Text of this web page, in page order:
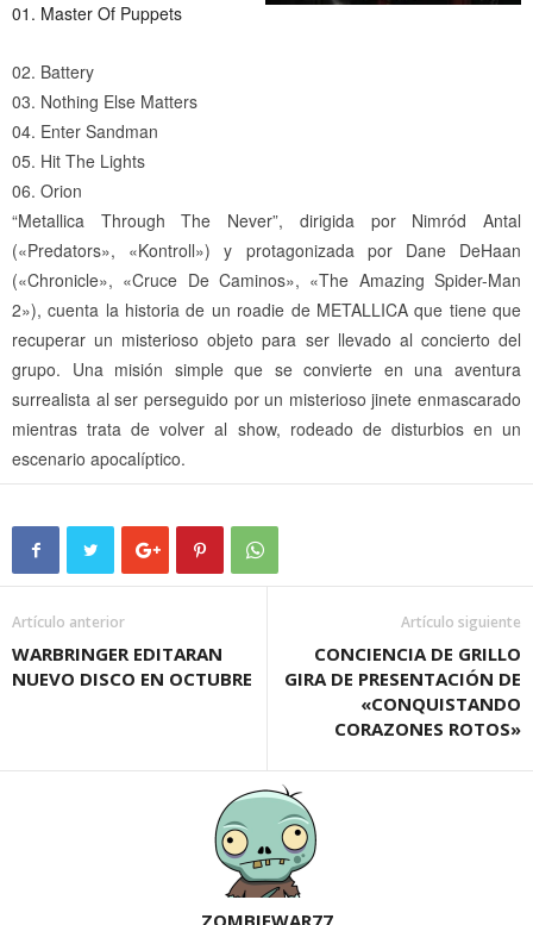
01. Master Of Puppets
02. Battery
03. Nothing Else Matters
04. Enter Sandman
05. Hit The Lights
06. Orion
“Metallica Through The Never”, dirigida por Nimród Antal
(«Predators», «Kontroll») y protagonizada por Dane DeHaan
(«Chronicle», «Cruce De Caminos», «The Amazing Spider-Man
2»), cuenta la historia de un roadie de METALLICA que tiene que
recuperar un misterioso objeto para ser llevado al concierto del
grupo. Una misión simple que se convierte en una aventura
surrealista al ser perseguido por un misterioso jinete enmascarado
mientras trata de volver al show, rodeado de disturbios en un
escenario apocalíptico.
Artículo anterior
WARBRINGER EDITARAN
NUEVO DISCO EN OCTUBRE
Artículo siguiente
CONCIENCIA DE GRILLO
GIRA DE PRESENTACIÓN DE
«CONQUISTANDO
CORAZONES ROTOS»
ZOMBIEWAR77